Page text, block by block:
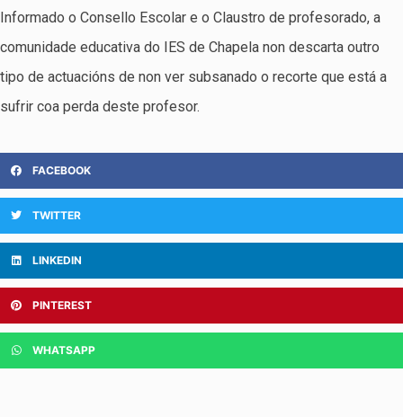
Informado o Consello Escolar e o Claustro de profesorado, a
comunidade educativa do IES de Chapela non descarta outro
tipo de actuacións de non ver subsanado o recorte que está a
sufrir coa perda deste profesor.
FACEBOOK
TWITTER
LINKEDIN
PINTEREST
WHATSAPP